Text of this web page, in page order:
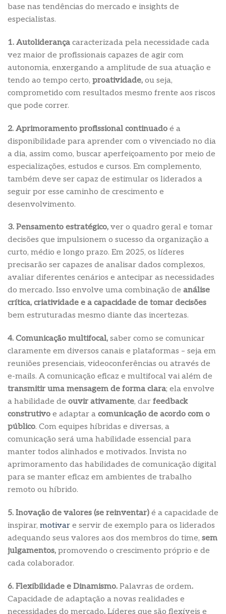
base nas tendências do mercado e insights de
especialistas.
1. Autoliderança caracterizada pela necessidade cada
vez maior de profissionais capazes de agir com
autonomia, enxergando a amplitude de sua atuação e
tendo ao tempo certo, proatividade, ou seja,
comprometido com resultados mesmo frente aos riscos
que pode correr.
2. Aprimoramento profissional continuado é a
disponibilidade para aprender com o vivenciado no dia
a dia, assim como, buscar aperfeiçoamento por meio de
especializações, estudos e cursos. Em complemento,
também deve ser capaz de estimular os liderados a
seguir por esse caminho de crescimento e
desenvolvimento.
3. Pensamento estratégico, ver o quadro geral e tomar
decisões que impulsionem o sucesso da organização a
curto, médio e longo prazo. Em 2025, os líderes
precisarão ser capazes de analisar dados complexos,
avaliar diferentes cenários e antecipar as necessidades
do mercado. Isso envolve uma combinação de análise
crítica, criatividade e a capacidade de tomar decisões
bem estruturadas mesmo diante das incertezas.
4. Comunicação multifocal, saber como se comunicar
claramente em diversos canais e plataformas – seja em
reuniões presenciais, videoconferências ou através de
e-mails. A comunicação eficaz e multifocal vai além de
transmitir uma mensagem de forma clara; ela envolve
a habilidade de ouvir ativamente, dar feedback
construtivo e adaptar a comunicação de acordo com o
público. Com equipes híbridas e diversas, a
comunicação será uma habilidade essencial para
manter todos alinhados e motivados. Invista no
aprimoramento das habilidades de comunicação digital
para se manter eficaz em ambientes de trabalho
remoto ou híbrido.
5. Inovação de valores (se reinventar) é a capacidade de
inspirar, motivar e servir de exemplo para os liderados
adequando seus valores aos dos membros do time, sem
julgamentos, promovendo o crescimento próprio e de
cada colaborador.
6. Flexibilidade e Dinamismo. Palavras de ordem.
Capacidade de adaptação a novas realidades e
necessidades do mercado. Líderes que são flexíveis e